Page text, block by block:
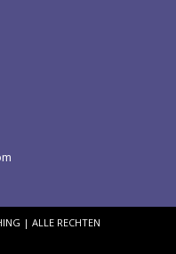
| ALLE RECHTEN